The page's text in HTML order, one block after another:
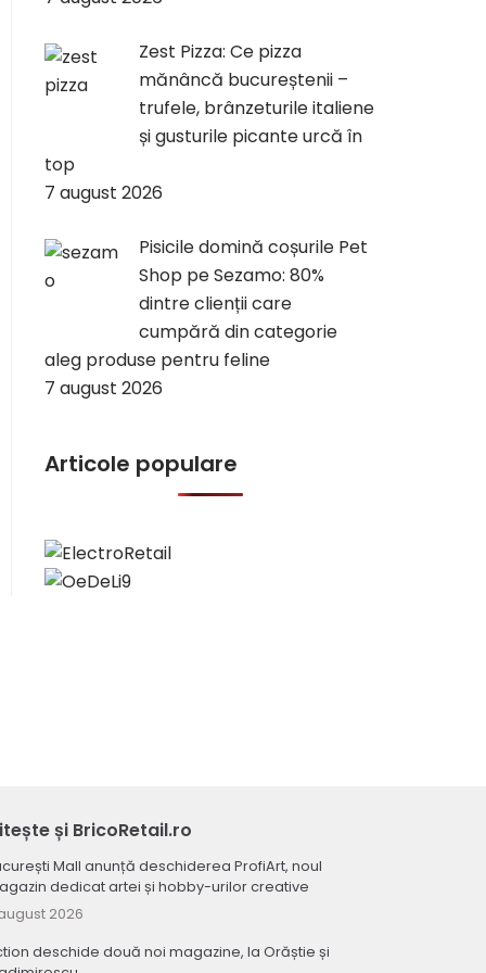
Zest Pizza: Ce pizza
mănâncă bucureștenii –
trufele, brânzeturile italiene
și gusturile picante urcă în
top
7 august 2026
Pisicile domină coșurile Pet
Shop pe Sezamo: 80%
dintre clienții care
cumpără din categorie
aleg produse pentru feline
7 august 2026
Articole populare
și BricoRetail.ro
Mall anunță deschiderea ProfiArt, noul
dedicat artei și hobby-urilor creative
2026
deschide două noi magazine, la Orăștie și